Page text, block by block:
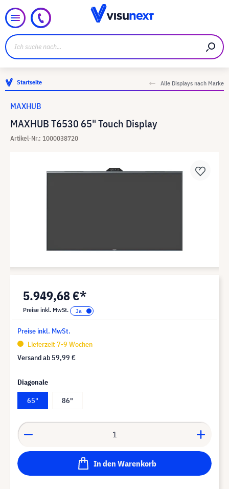
Startseite Alle Displays nach Marke
MAXHUB T6530 65" Touch Display
Artikel-Nr.: 1000038720
MAXHUB
5.949,68 €*
Preise inkl. MwSt.
Preise inkl. MwSt.
Lieferzeit 7-9 Wochen
Versand ab 59,99 €
Diagonale
65"
86"
In den Warenkorb